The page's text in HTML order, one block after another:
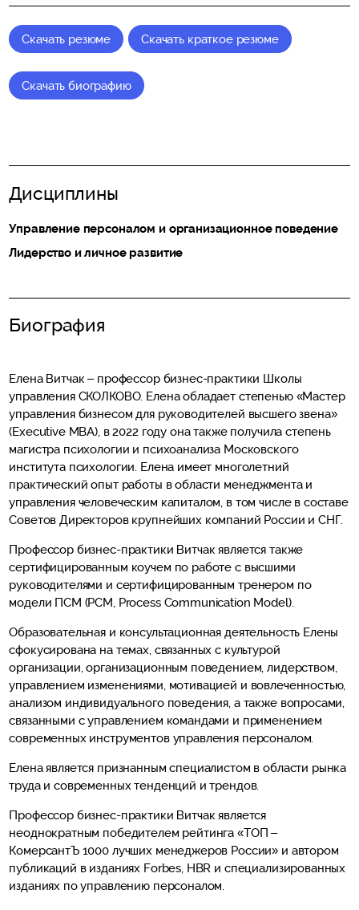
Скачать резюме Скачать краткое резюме
Скачать биографию
Дисциплины
Управление персоналом и организационное поведение
Лидерство и личное развитие
Биография
Елена Витчак – профессор бизнес-практики Школы
управления СКОЛКОВО. Елена обладает степенью «Мастер
управления бизнесом для руководителей высшего звена»
(Executive MBA), в 2022 году она также получила степень
магистра психологии и психоанализа Московского
института психологии. Елена имеет многолетний
практический опыт работы в области менеджмента и
управления человеческим капиталом, в том числе в составе
Советов Директоров крупнейших компаний России и СНГ.
Профессор бизнес-практики Витчак является также
сертифицированным коучем по работе с высшими
руководителями и сертифицированным тренером по
модели ПСМ (PCM, Process Communication Model).
Образовательная и консультационная деятельность Елены
сфокусирована на темах, связанных с культурой
организации, организационным поведением, лидерством,
управлением изменениями, мотивацией и вовлеченностью,
анализом индивидуального поведения, а также вопросами,
связанными с управлением командами и применением
современных инструментов управления персоналом.
Елена является признанным специалистом в области рынка
труда и современных тенденций и трендов.
Профессор бизнес-практики Витчак является
неоднократным победителем рейтинга «ТОП –
КомерсантЪ 1000 лучших менеджеров России» и автором
публикаций в изданиях Forbes, HBR и специализированных
изданиях по управлению персоналом.